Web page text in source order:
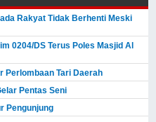
Rakyat Tidak Berhenti Meski
0204/DS Terus Poles Masjid Al
Perlombaan Tari Daerah
Pentas Seni
Pengunjung